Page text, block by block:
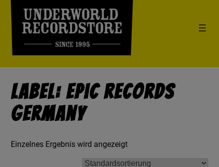
Label: Epic Records
Germany
Einzelnes Ergebnis wird angezeigt